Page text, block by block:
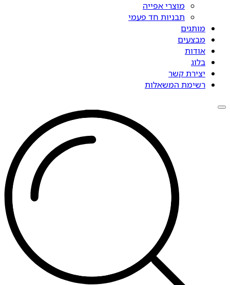
מוצרי אפייה
תבניות חד פעמי
מותגים
מבצעים
אודות
בלוג
יצירת קשר
רשימת המשאלות